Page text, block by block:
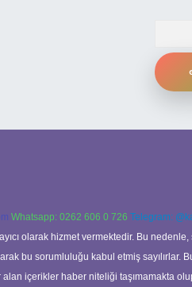
Whatsapp: 0262 606 0 726 Telegram:
olarak hizmet vermektedir. Bu
bu sorumluluğu kabul etmiş sayılırlar.
alan içerikler haber niteliği taşımamakta